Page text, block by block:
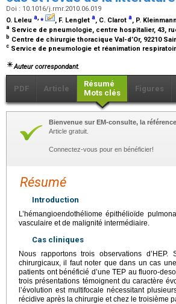
Doi : 10.1016/j.rmr.2010.06.019
O. Leleu a,⁎ , F. Lenglet a, C. Clarot a, P. Kleinmann
a Service de pneumologie, centre hospitalier, 43,
b Centre de chirurgie thoracique Val-d’Or, 92210
c Service de pneumologie et réanimation
Auteur correspondant.
PDF Article
Résumé
Mots clés
Figures
Bienvenue sur EM-consulte, la
Article gratuit.
Connectez-vous pour en bénéficier!
Résumé
Introduction
L’hémangioendothéliome épithélioïde
vasculaire et de malignité intermédiaire.
Cas cliniques
Nous rapportons trois observations
chirurgicaux, il faut noter que dans un cas
patients ont bénéficié d’une TEP au fluoro-
trois présentations témoignent du caractère
l’évolution est multifocale nécessitant
récidive après la chirurgie et chez le troisième